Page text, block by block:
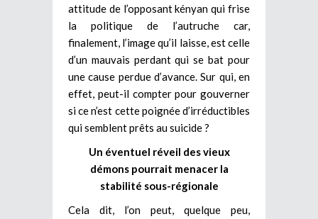
attitude de l’opposant kényan qui frise
la politique de l’autruche car,
finalement, l’image qu’il laisse, est celle
d’un mauvais perdant qui se bat pour
une cause perdue d’avance. Sur qui, en
effet, peut-il compter pour gouverner
si ce n’est cette poignée d’irréductibles
qui semblent prêts au suicide ?
Un éventuel réveil des vieux
démons pourrait menacer la
stabilité sous-régionale
Cela dit, l’on peut, quelque peu,